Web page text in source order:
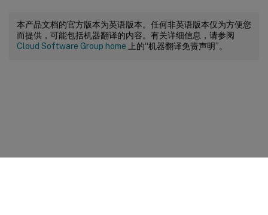
本产品文档的官方版本为英语版本。任何非英语版本仅为方便您
而提供，可能包括机器翻译的内容。有关详细信息，请参阅
Cloud Software Group home 上的“机器翻译免责声明”。